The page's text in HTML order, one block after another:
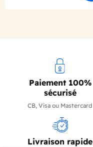
Paiement 100%
sécurisé
CB, Visa ou Mastercard
Livraison rapide